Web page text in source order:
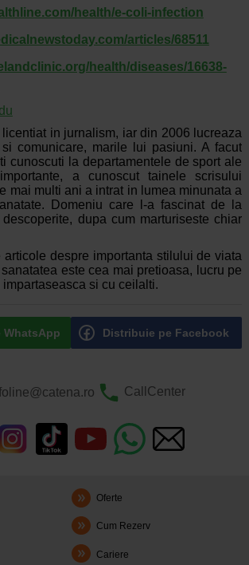
health/e-coli-infection
articles/68511
health/diseases/16638-
in jurnalism, iar din 2006 lucreaza
comunicare, marile lui pasiuni. A facut
cunoscuti la departamentele de sport ale
a cunoscut tainele scrisului
mai multi ani a intrat in lumea minunata a
Domeniu care l-a fascinat de la
dupa cum marturiseste chiar
articole despre importanta stilului de viata
este cea mai pretioasa, lucru pe
si cu ceilalti.
WhatsApp Distribuie pe Facebook
CallCenter
Oferte
Cum Rezerv
Cariere